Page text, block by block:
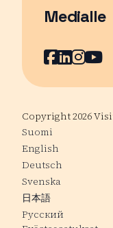
Medialle
Facebook
Sivu
LinkedIn
Sivu
Sivu
Copyright 2026
Suomi
English
Deutsch
Svenska
日本語
Русский